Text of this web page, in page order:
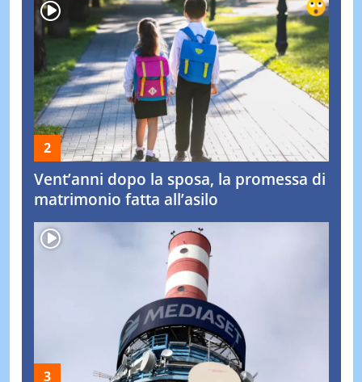
Vent’anni dopo la sposa, la promessa di
matrimonio fatta all’asilo